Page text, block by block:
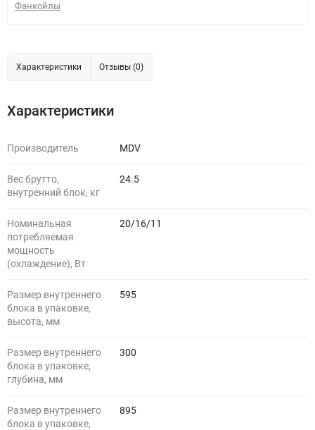
Фанкойлы
Характеристики Отзывы (0)
Характеристики
Производитель MDV
Вес брутто,
внутренний блок, кг
24.5
Номинальная
потребляемая
мощность
(охлаждение), Вт
20/16/11
Размер внутреннего
блока в упаковке,
высота, мм
595
Размер внутреннего
блока в упаковке,
глубина, мм
300
Размер внутреннего
блока в упаковке,
895